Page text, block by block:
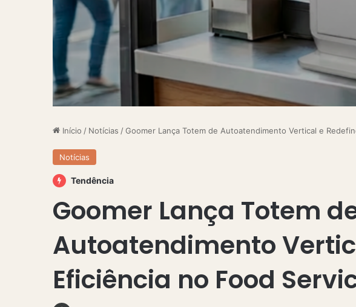
Início / Notícias /Goomer Lança Totem de Autoatendimento Vertical e
Notícias
Tendência
Goomer Lança Totem
Autoatendimento
Eficiência no Food